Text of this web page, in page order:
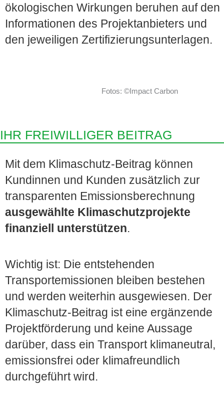
ökologischen Wirkungen beruhen auf den
Informationen des Projektanbieters und
den jeweiligen Zertifizierungsunterlagen.
Fotos: ©Impact Carbon
IHR FREIWILLIGER BEITRAG
Mit dem Klimaschutz-Beitrag können
Kundinnen und Kunden zusätzlich zur
transparenten Emissionsberechnung
ausgewählte Klimaschutzprojekte
finanziell unterstützen.
Wichtig ist: Die entstehenden
Transportemissionen bleiben bestehen
und werden weiterhin ausgewiesen. Der
Klimaschutz-Beitrag ist eine ergänzende
Projektförderung und keine Aussage
darüber, dass ein Transport klimaneutral,
emissionsfrei oder klimafreundlich
durchgeführt wird.